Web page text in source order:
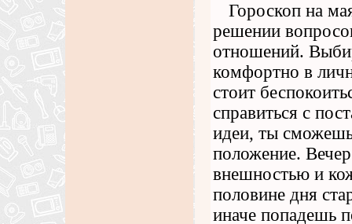
Гороскоп на
решении
отношений.
комфортно в
стоит
справиться с
идеи, ты
положение.
внешностью и
половине дня
иначе попадешь